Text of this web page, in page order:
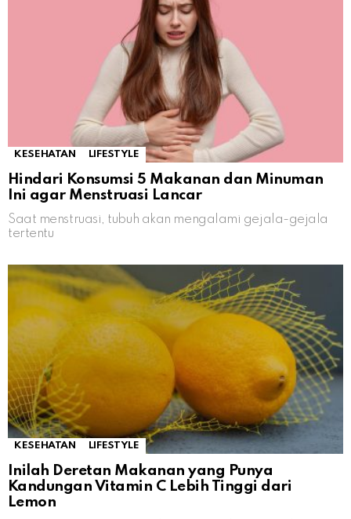
KESEHATAN LIFESTYLE
Hindari Konsumsi 5 Makanan dan Minuman
Ini agar Menstruasi Lancar
Saat menstruasi, tubuh akan mengalami gejala-gejala
tertentu
KESEHATAN LIFESTYLE
Inilah Deretan Makanan yang Punya
Kandungan Vitamin C Lebih Tinggi dari
Lemon